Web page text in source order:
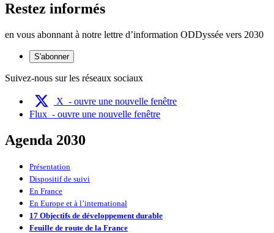
Restez informés
en vous abonnant à notre lettre d’information ODDyssée vers 2030
S'abonner
Suivez-nous sur les réseaux sociaux
X - ouvre une nouvelle fenêtre
Flux - ouvre une nouvelle fenêtre
Agenda 2030
Présentation
Dispositif de suivi
En France
En Europe et à l’international
17 Objectifs de développement durable
Feuille de route de la France